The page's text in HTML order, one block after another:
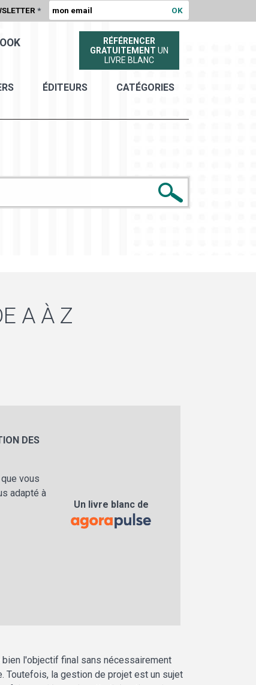
*
RÉFÉRENCER
GRATUITEMENT UN
LIVRE BLANC
ÉDITEURS CATÉGORIES
A À Z
DES
vous
adapté à
Un livre blanc de
l'objectif final sans nécessairement
Toutefois, la gestion de projet est un sujet